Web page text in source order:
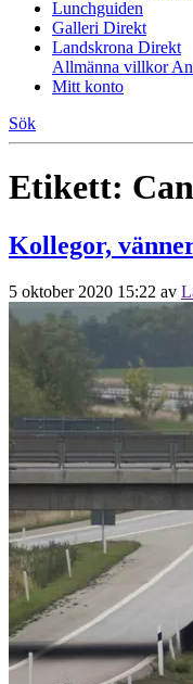
Lunchguiden
Galleri Direkt
Landskrona Direkt
Allmänna villkor
Mitt konto
Sök
Etikett:
Kollegor,
5 oktober 2020 15:22 av